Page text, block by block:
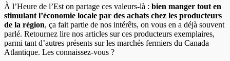
À l’Heure de l’Est on partage ces valeurs-là : bien manger tout en
stimulant l’économie locale par des achats chez les producteurs
de la région, ça fait partie de nos intérêts, on vous en a déjà souvent
parlé. Retournez lire nos articles sur ces producteurs exemplaires,
parmi tant d’autres présents sur les marchés fermiers du Canada
Atlantique. Les connaissez-vous ?